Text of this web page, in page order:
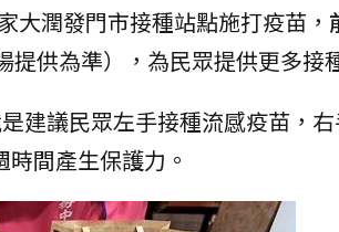
大潤發門市接種站點施打疫苗，
供為準），為民眾提供更多接
建議民眾左手接種流感疫苗，
間產生保護力。